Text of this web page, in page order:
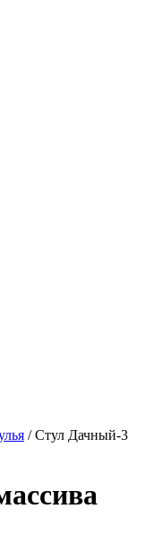
/ Стул Дачный-3